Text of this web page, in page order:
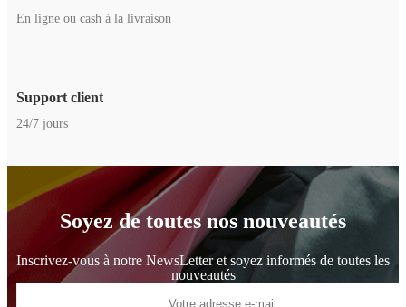
En ligne ou cash à la livraison
Support client
24/7 jours
Soyez de toutes nos nouveautés
Inscrivez-vous à notre NewsLetter et soyez informés de toutes les
nouveautés